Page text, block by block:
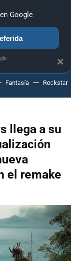
SONY NINTENDO
Fantasía Rockstar
llega a su
el remake
×
Google